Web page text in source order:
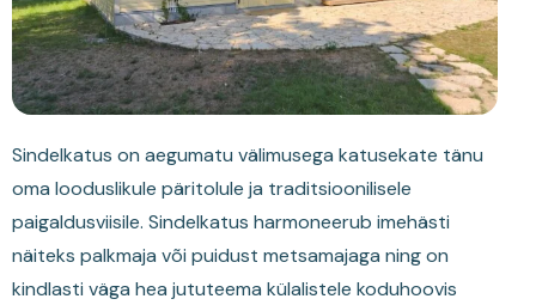
Sindelkatus on aegumatu välimusega katusekate tänu
oma looduslikule päritolule ja traditsioonilisele
paigaldusviisile. Sindelkatus harmoneerub imehästi
näiteks palkmaja või puidust metsamajaga ning on
kindlasti väga hea jututeema külalistele koduhoovis